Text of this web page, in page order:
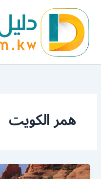
المحتوى
همر الكويت